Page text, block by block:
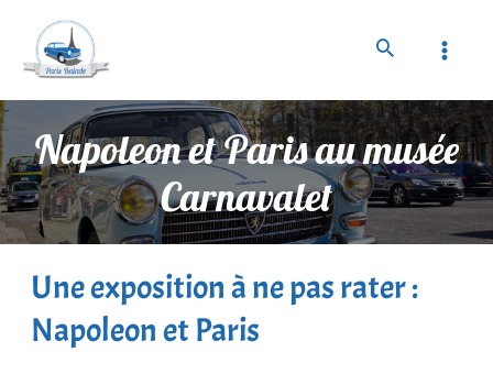
Napoleon et Paris au musée
Carnavalet
Une exposition à ne pas rater :
Napoleon et Paris